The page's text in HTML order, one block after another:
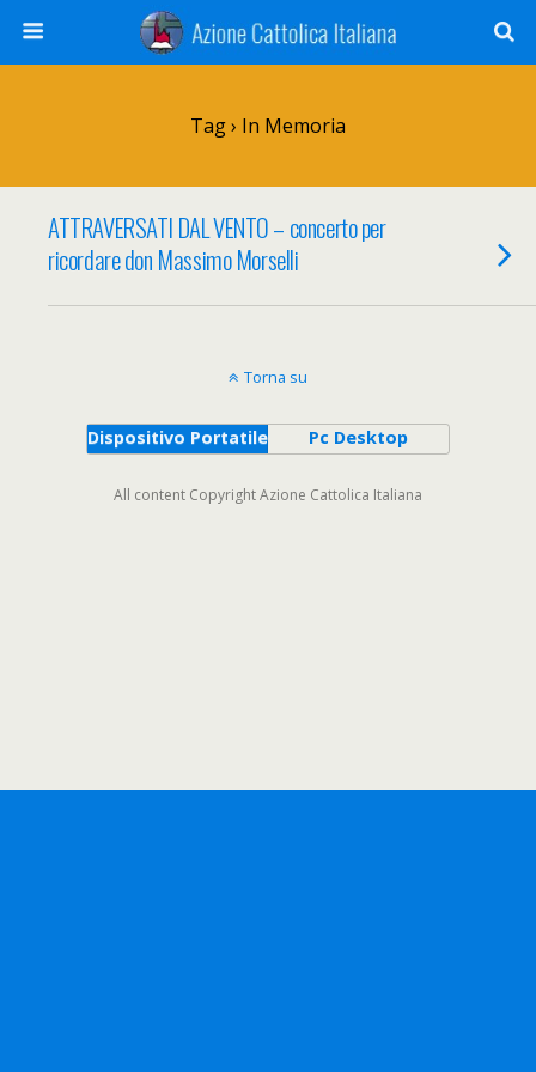
Tag › In Memoria
ATTRAVERSATI DAL VENTO – concerto per
ricordare don Massimo Morselli
Torna su
Dispositivo Portatile Pc Desktop
All content Copyright Azione Cattolica Italiana